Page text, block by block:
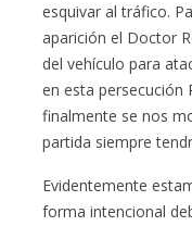
esquivar al tráfico.
aparición el Doctor
del vehículo para
en esta persecución
finalmente se nos
partida siempre
Evidentemente
forma intencional